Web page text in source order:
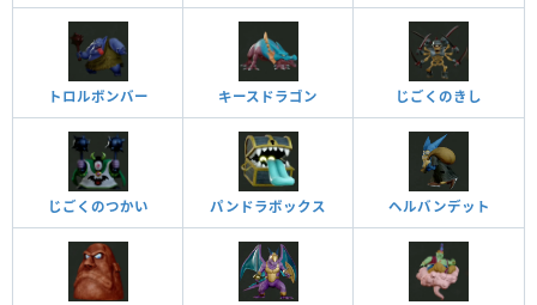
トロルボンバー キースドラゴン じごくのきし
じごくのつかい パンドラボックス ヘルバンデット